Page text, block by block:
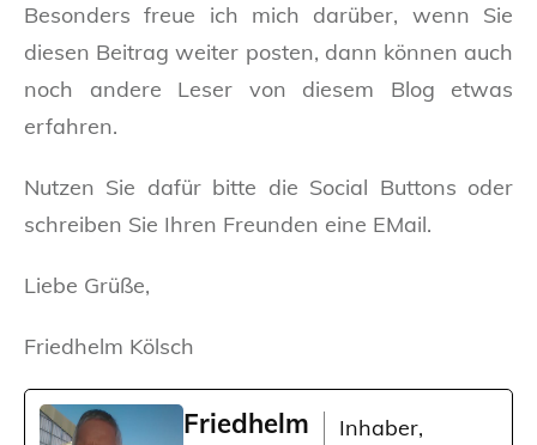
Besonders freue ich mich darüber, wenn Sie
diesen Beitrag weiter posten, dann können auch
noch andere Leser von diesem Blog etwas
erfahren.
Nutzen Sie dafür bitte die Social Buttons oder
schreiben Sie Ihren Freunden eine EMail.
Liebe Grüße,
Friedhelm Kölsch
Friedhelm
Inhaber,